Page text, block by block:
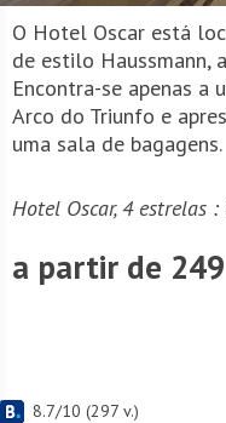
O Hotel Oscar está
de estilo Haussmann,
Encontra-se apenas a
Arco do Triunfo e
uma sala de bagagens.
Hotel Oscar, 4 estrelas
a partir de
8.7/10 (297 v.)